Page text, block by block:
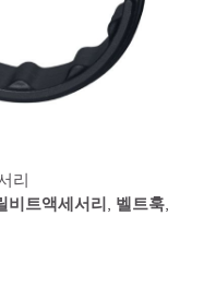
리
비트액세서리 벨트훅